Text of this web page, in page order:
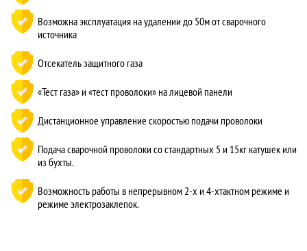
Возможна эксплуатация на удалении до 50м от сварочного
источника
Отсекатель защитного газа
«Тест газа» и «тест проволоки» на лицевой панели
Дистанционное управление скоростью подачи проволоки
Подача сварочной проволоки со стандартных 5 и 15кг катушек или
из бухты.
Возможность работы в непрерывном 2-х и 4-хтактном режиме и
режиме электрозаклепок.